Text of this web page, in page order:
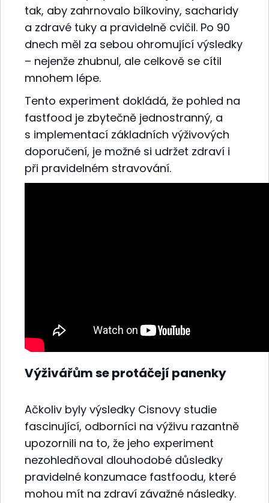
tak, aby zahrnovalo bílkoviny, sacharidy
a zdravé tuky a pravidelně cvičil. Po 90
dnech měl za sebou ohromující výsledky
– nejenže zhubnul, ale celkově se cítil
mnohem lépe.
Tento experiment dokládá, že pohled na
fastfood je zbytečně jednostranný, a
s implementací základních výživových
doporučení, je možné si udržet zdraví i
při pravidelném stravování.
Výživářům se protáčejí panenky
Ačkoliv byly výsledky Cisnovy studie
fascinující, odborníci na výživu razantně
upozornili na to, že jeho experiment
nezohledňoval dlouhodobé důsledky
pravidelné konzumace fastfoodu, které
mohou mít na zdraví závažné následky.